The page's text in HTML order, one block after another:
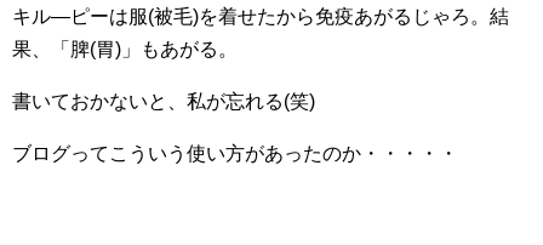
キル―ピーは服(被毛)を着せたから免疫あがるじゃろ。結
果、「脾(胃)」もあがる。
書いておかないと、私が忘れる(笑)
ブログってこういう使い方があったのか・・・・・